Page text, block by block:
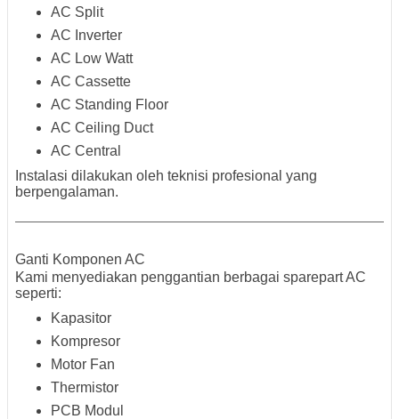
AC Split
AC Inverter
AC Low Watt
AC Cassette
AC Standing Floor
AC Ceiling Duct
AC Central
Instalasi dilakukan oleh teknisi profesional yang
berpengalaman.
Ganti Komponen AC
Kami menyediakan penggantian berbagai sparepart AC
seperti:
Kapasitor
Kompresor
Motor Fan
Thermistor
PCB Modul